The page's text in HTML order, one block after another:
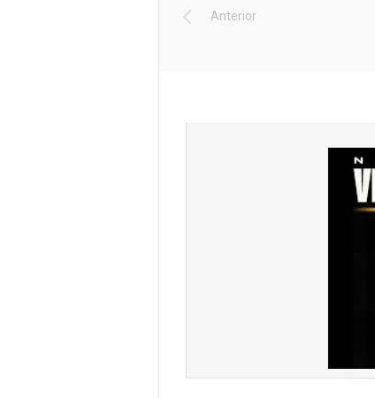
Anterior